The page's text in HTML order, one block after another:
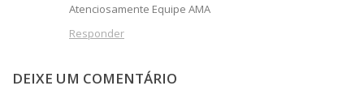
Atenciosamente Equipe AMA
Responder
DEIXE UM COMENTÁRIO